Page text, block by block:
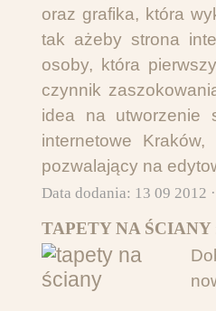
oraz grafika, która
tak ażeby strona
osoby, która
czynnik
idea na utworzenie
internetowe
pozwalający na
Data dodania: 13 09 2012
TAPETY NA ŚCIANY